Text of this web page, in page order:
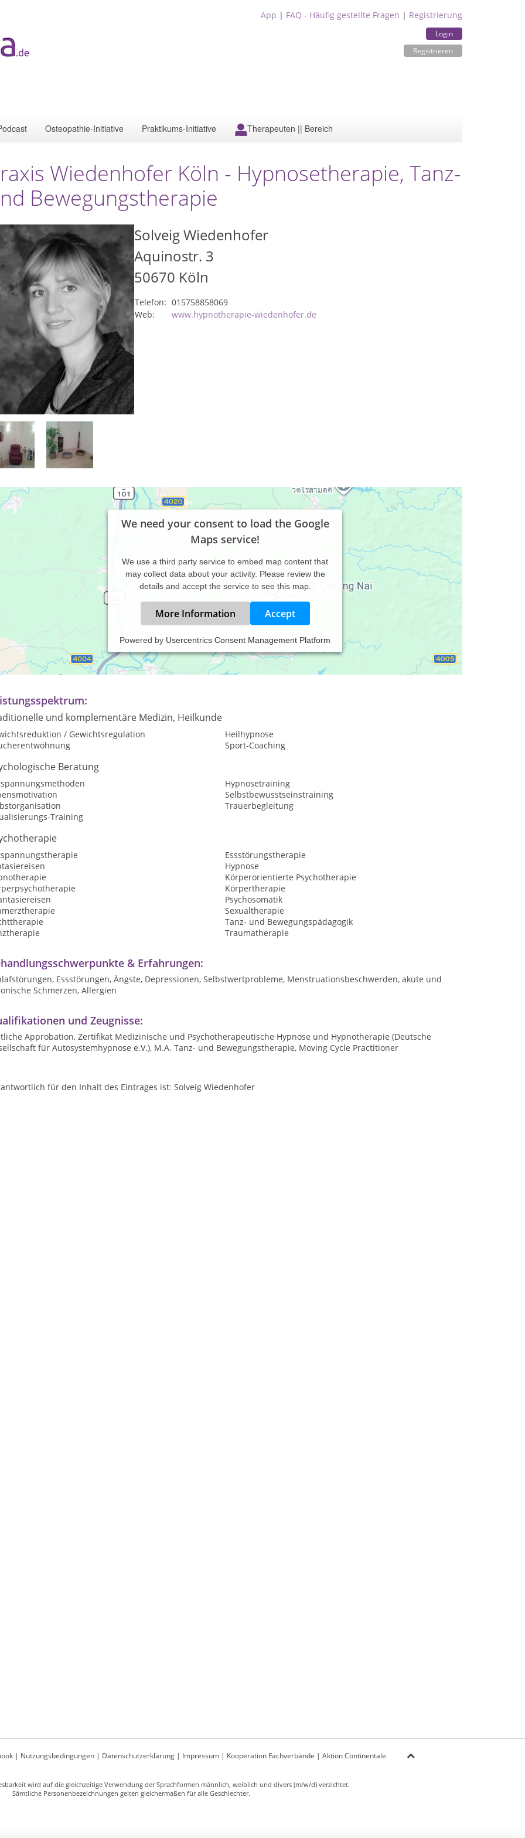
App | FAQ - Häufig gestellte Fragen | Registrierung
Login
Registrieren
Osteopathie-Initiative Praktikums-Initiative Therapeuten || Bereich
Wiedenhofer Köln - Hypnosetherapie, Tanz-
Bewegungstherapie
Solveig Wiedenhofer
Aquinostr. 3
50670 Köln
Telefon: 015758858069
Web:
www.hypnotherapie-wiedenhofer.de
We need your consent to load the Google
Maps service!
We use a third party service to embed map content that
may collect data about your activity. Please review the
details and accept the service to see this map.
More Information Accept
Powered by Usercentrics Consent Management Platform
Vereinbarung
und komplementäre Medizin, Heilkunde
/ Gewichtsregulation
Heilhypnose
Sport-Coaching
Beratung
Hypnosetraining
Selbstbewusstseinstraining
Trauerbegleitung
Training
Essstörungstherapie
Hypnose
Körperorientierte Psychotherapie
Körpertherapie
Psychosomatik
Sexualtherapie
Tanz- und Bewegungspädagogik
Traumatherapie
& Erfahrungen:
Essstörungen, Ängste, Depressionen, Selbstwertprobleme, Menstruationsbeschwerden, akute und
Schmerzen, Allergien
und Zeugnisse:
Approbation, Zertifikat Medizinische und Psychotherapeutische Hypnose und Hypnotherapie (Deutsche
für Autosystemhypnose e.V.), M.A. Tanz- und Bewegungstherapie, Moving Cycle Practitioner
für den Inhalt des Eintrages ist: Solveig Wiedenhofer
| Nutzungsbedingungen| Datenschutzerklärung| Impressum| Kooperation Fachverbände | Aktion Continentale
wird auf die gleichzeitige Verwendung der Sprachformen männlich, weiblich und divers (m/w/d) verzichtet.
Sämtliche Personenbezeichnungen gelten gleichermaßen für alle Geschlechter.